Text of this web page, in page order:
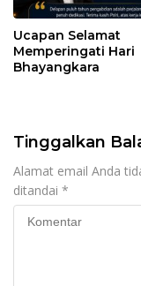
Ucapan Selamat
Memperingati Hari
Bhayangkara
Tinggalkan
Alamat email Anda
ditandai *